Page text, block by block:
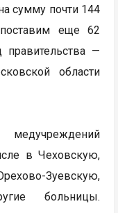
сумму почти 144
еще 62
—
области
в Чеховскую,
Зуевскую,
больницы.